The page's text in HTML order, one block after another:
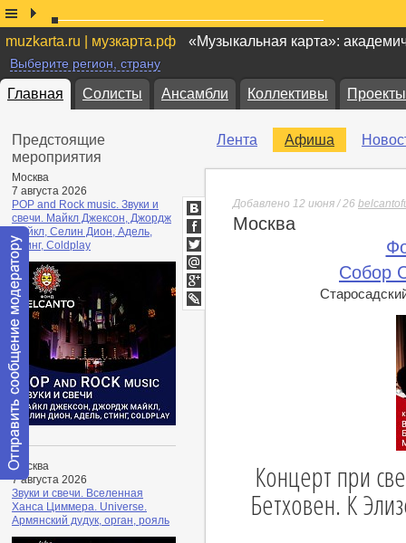
muzkarta.ru | музкарта.рф «Музыкальная карта»:
Выберите регион, страну
Главная Солисты Ансамбли Коллективы Проекты
Предстоящие
мероприятия
Москва
7 августа 2026
POP and Rock music. Звуки и
свечи. Майкл Джексон, Джордж
Майкл, Селин Дион, Адель,
Стинг, Coldplay
Москва
7 августа 2026
Звуки и свечи. Вселенная
Ханса Циммера. Universe.
Армянский дудук, орган, рояль
Лента Афиша
Добавлено 12 июня / 26
Москва
Собор
Концерт при
Бетховен. К
ВКонтакте
Facebook
Twitter
Мой
Мир
Google+
lj
Отправить
сообщение
модератору